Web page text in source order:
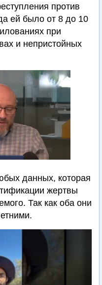
против
ей было от 8 до 10
при
и непристойных
данных, которая
жертвы
Так как оба они